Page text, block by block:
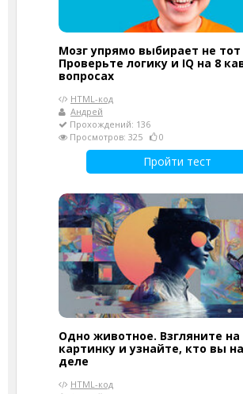
Мозг упрямо выбирает не тот
Проверьте логику и IQ на 8
вопросах
HTML-код
Андрей
Прохождений: 136
Просмотров: 325
0
Пройти тест
Одно животное. Взгляните на
картинку и узнайте, кто вы
деле
HTML-код